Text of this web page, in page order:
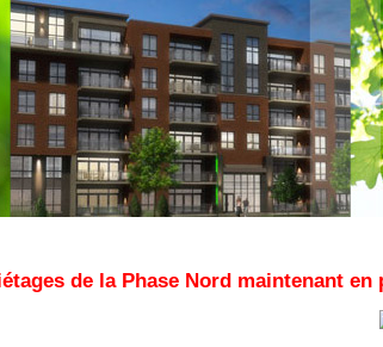
de la Phase Nord maintenant